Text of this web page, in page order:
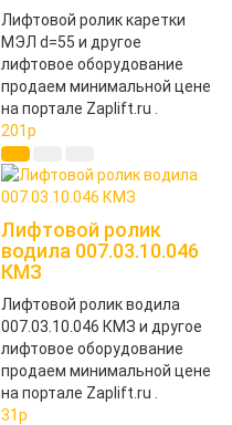
Лифтовой ролик каретки
МЭЛ d=55 и другое
лифтовое оборудование
продаем минимальной цене
на портале Zaplift.ru .
201p
Лифтовой ролик
водила 007.03.10.046
КМЗ
Лифтовой ролик водила
007.03.10.046 КМЗ и другое
лифтовое оборудование
продаем минимальной цене
на портале Zaplift.ru .
31p